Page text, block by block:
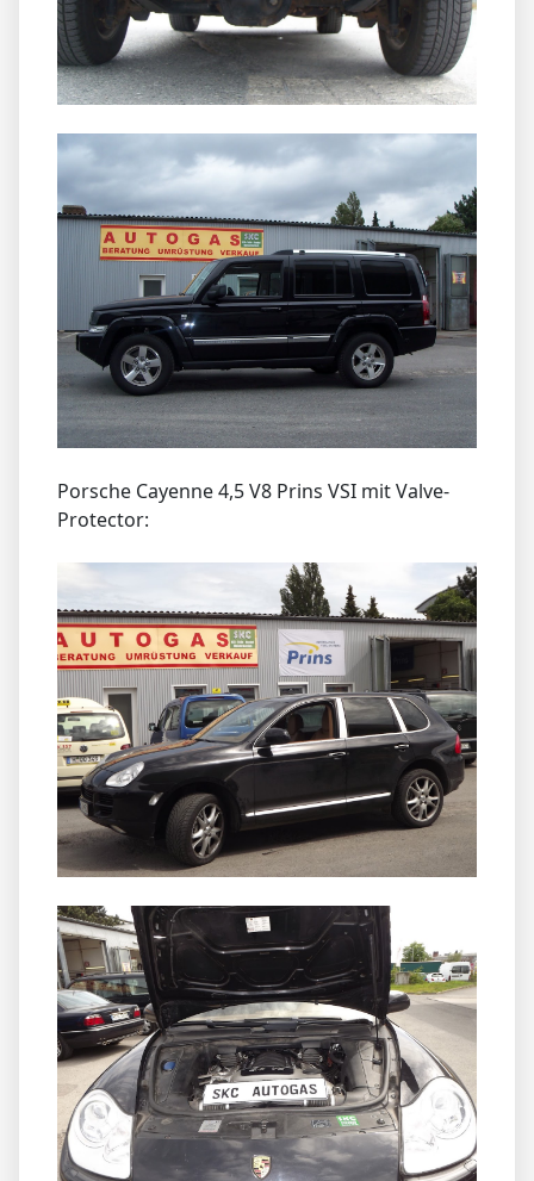
Porsche Cayenne 4,5 V8 Prins VSI mit Valve-
Protector: